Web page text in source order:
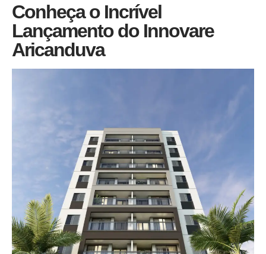
Conheça o Incrível
Lançamento do Innovare
Aricanduva